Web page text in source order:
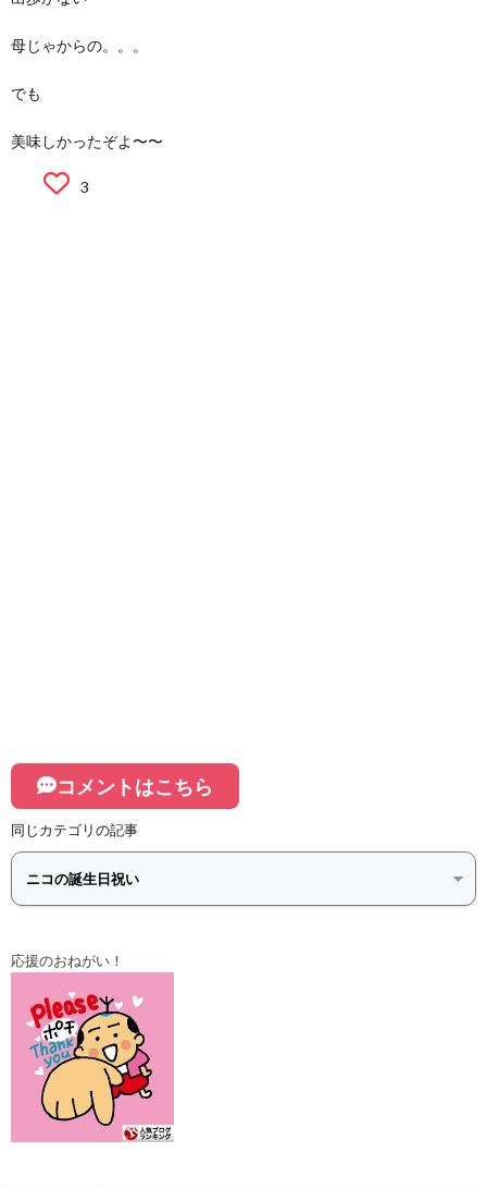
母じゃからの。。。
でも
美味しかったぞよ〜〜
3
コメントはこちら
同じカテゴリの記事
応援のおねがい！